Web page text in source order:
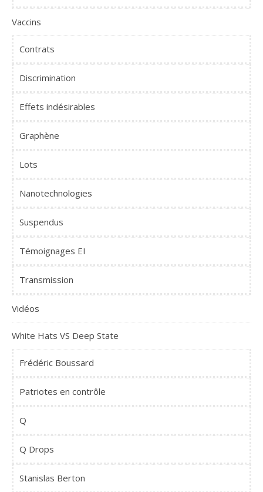
Vaccins
Contrats
Discrimination
Effets indésirables
Graphène
Lots
Nanotechnologies
Suspendus
Témoignages EI
Transmission
Vidéos
White Hats VS Deep State
Frédéric Boussard
Patriotes en contrôle
Q
Q Drops
Stanislas Berton